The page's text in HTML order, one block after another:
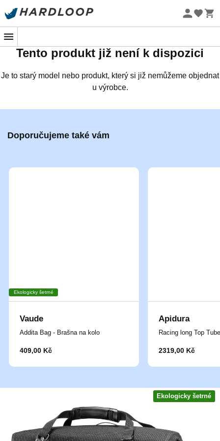
Letní akce 🔥 -5 % EXTRA při nákupu 2 produktů* s kódem
Tento produkt již není k dispozici
Je to starý model nebo produkt, který si již nemůžeme objednat
u výrobce.
Doporučujeme také vám
Ekologicky šetrné
Vaude
Addita Bag - Brašna na kolo
409,00 Kč
Apidura
Racing long Top
2319,00 Kč
Ekologicky šetrné